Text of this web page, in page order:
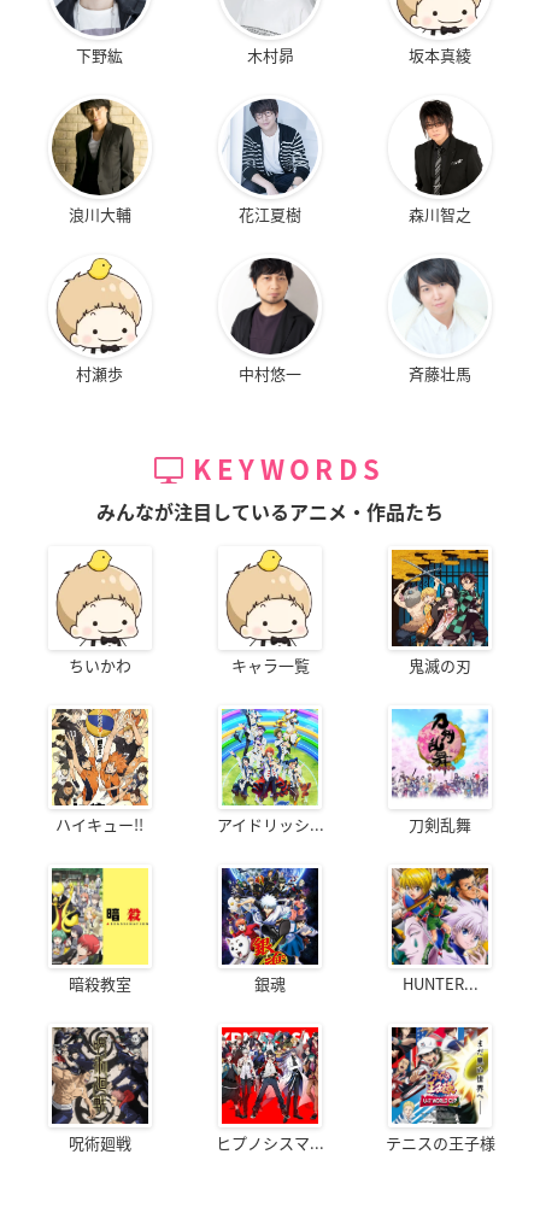
下野紘 木村昴 坂本真綾
浪川大輔 花江夏樹 森川智之
村瀬歩 中村悠一 斉藤壮馬
KEYWORDS
みんなが注目しているアニメ・作品たち
ちいかわ キャラ一覧 鬼滅の刃
ハイキュー!! アイドリッシ... 刀剣乱舞
暗殺教室 銀魂 HUNTER...
呪術廻戦 ヒプノシスマ... テニスの王子様